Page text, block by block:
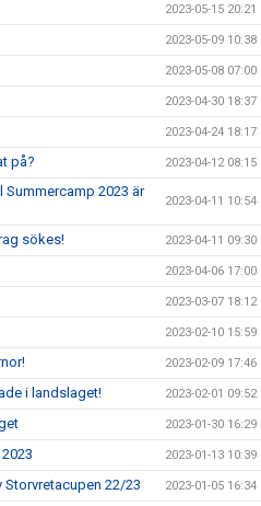
2023-05-15 20:21
2023-05-09 10:38
2023-05-08 07:00
2023-04-30 18:37
2023-04-24 18:17
på? 2023-04-12 08:15
Summercamp 2023 är
2023-04-11 10:54
sökes! 2023-04-11 09:30
2023-04-06 17:00
2023-03-07 18:12
2023-02-10 15:59
2023-02-09 17:46
i landslaget! 2023-02-01 09:52
2023-01-30 16:29
2023-01-13 10:39
Storvretacupen 22/23 2023-01-05 16:34